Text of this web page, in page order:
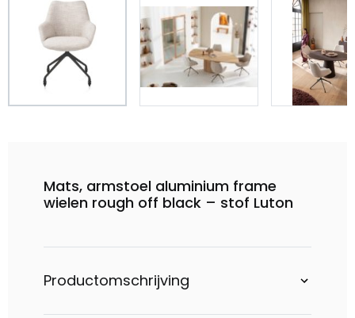
Mats, armstoel aluminium frame
wielen rough off black – stof Luton
Productomschrijving